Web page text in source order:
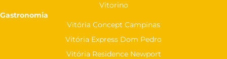
Vitorino
Gastronomia
Vitória Concept Campinas
Vitória Express Dom Pedro
Vitória Residence Newport